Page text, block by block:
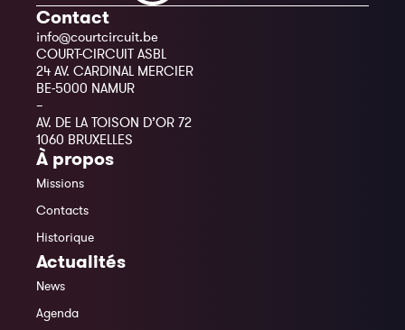
Contact
info@courtcircuit.be
COURT-CIRCUIT ASBL
24 AV. CARDINAL MERCIER
BE-5000 NAMUR
–
AV. DE LA TOISON D’OR 72
1060 BRUXELLES
À propos
Missions
Contacts
Historique
Actualités
News
Agenda